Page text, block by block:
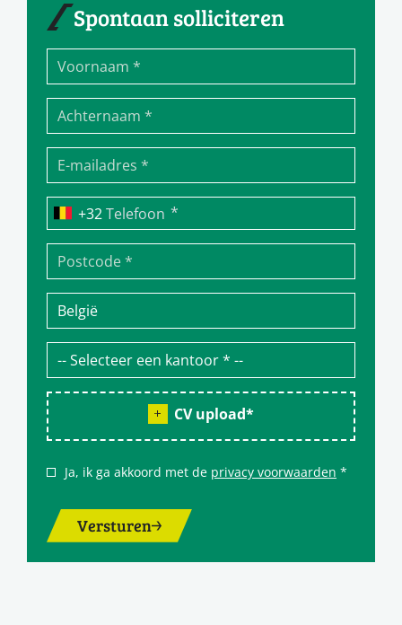
Spontaan solliciteren
Telefoon *
CV upload*
Ja, ik ga akkoord met de privacy voorwaarden *
Versturen